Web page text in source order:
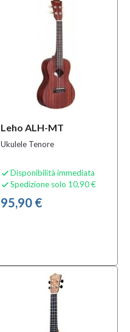
Leho ALH-MT
Ukulele Tenore
 Disponibilità immediata
 Spedizione solo 10,90 €
95,90 €